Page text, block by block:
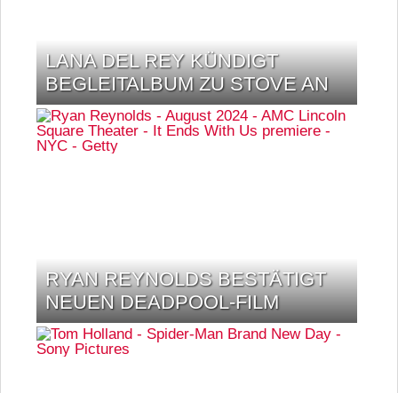
LANA DEL REY KÜNDIGT
BEGLEITALBUM ZU STOVE AN
RYAN REYNOLDS BESTÄTIGT
NEUEN DEADPOOL-FILM